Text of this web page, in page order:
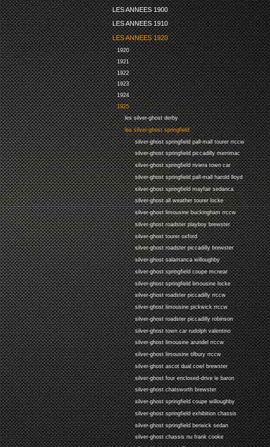
LES ANNEES 1900
LES ANNEES 1910
LES ANNEES 1920
1920
1921
1922
1923
1924
1925
les silver-ghost derby
les silver-ghost springfield
silver-ghost springfield pall-mall tourer rrccw
silver-ghost springfield piccadilly merrimac
silver-ghost springfield riviera town car
silver-ghost springfield pall-mall harold lloyd
silver-ghost springfield mayfair sedanca
silver-ghost all weather tourer locke
silver-ghost limousine buckingham rrccw
silver-ghost roadster playboy brewster
silver-ghost tourer oxford
silver-ghost roadster piccadilly brewster
silver-ghost salamanca willoughby
silver-ghost springfield coupe mcnear
silver-ghost springfield limousine locke
silver-ghost roadster piccadilly rrccw
silver-ghost limousine pickwick rrccw
silver-ghost roadster piccadilly robinson
silver-ghost town car rudolph valentino
silver-ghost limousine arundel rrccw
silver-ghost limousine tilbury rrccw
silver-ghost ascot dual cowl brewster
silver-ghost four enclosed-drive le baron
silver-ghost chatsworth brewster
silver-ghost springfield coupe willoughby
silver-ghost springfield exhibition chassis
silver-ghost springfield berwick sedan
silver-ghost chassis nu frank cooke